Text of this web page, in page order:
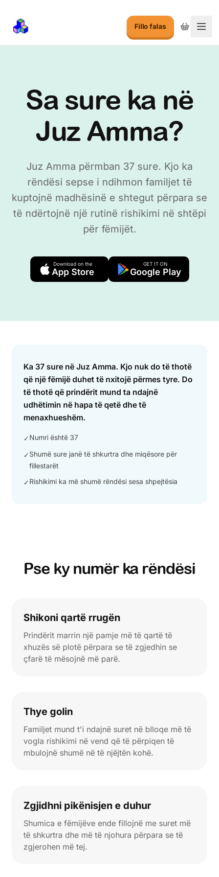
Fillo falas
Sa sure ka në
Juz Amma?
Juz Amma përmban 37 sure. Kjo ka
rëndësi sepse i ndihmon familjet të
kuptojnë madhësinë e shtegut përpara se
të ndërtojnë një rutinë rishikimi në shtëpi
për fëmijët.
Download on the
App Store
GET IT ON
Google Play
Answer
Ka 37 sure në Juz Amma. Kjo nuk do të thotë
që një fëmijë duhet të nxitojë përmes tyre. Do
të thotë që prindërit mund ta ndajnë
udhëtimin në hapa të qetë dhe të
menaxhueshëm.
✓Numri është 37
✓Shumë sure janë të shkurtra dhe miqësore për
fillestarët
✓Rishikimi ka më shumë rëndësi sesa shpejtësia
Pse ky numër ka rëndësi
Shikoni qartë rrugën
Prindërit marrin një pamje më të qartë të
xhuzës së plotë përpara se të zgjedhin se
çfarë të mësojnë më parë.
Thye golin
Familjet mund t'i ndajnë suret në blloqe më të
vogla rishikimi në vend që të përpiqen të
mbulojnë shumë në të njëjtën kohë.
Zgjidhni pikënisjen e duhur
Shumica e fëmijëve ende fillojnë me suret më
të shkurtra dhe më të njohura përpara se të
zgjerohen më tej.